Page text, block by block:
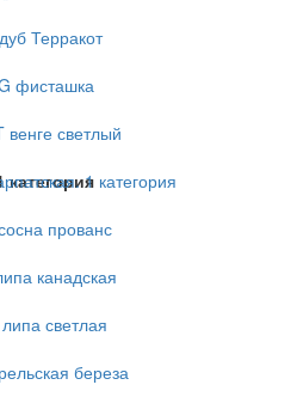
категория